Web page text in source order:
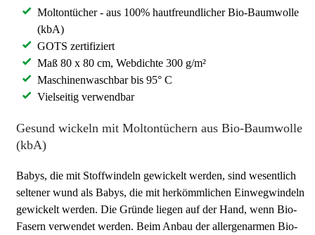
Moltontücher - aus 100% hautfreundlicher Bio-Baumwolle
(kbA)
GOTS zertifiziert
Maß 80 x 80 cm, Webdichte 300 g/m²
Maschinenwaschbar bis 95° C
Vielseitig verwendbar
Gesund wickeln mit Moltontüchern aus Bio-Baumwolle
(kbA)
Babys, die mit Stoffwindeln gewickelt werden, sind wesentlich
seltener wund als Babys, die mit herkömmlichen Einwegwindeln
gewickelt werden. Die Gründe liegen auf der Hand, wenn Bio-
Fasern verwendet werden. Beim Anbau der allergenarmen Bio-